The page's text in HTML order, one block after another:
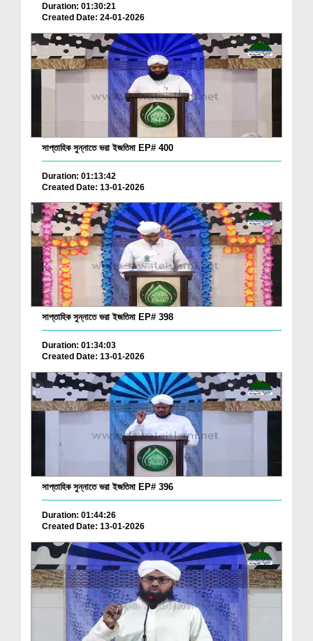
Duration: 01:30:21
Created Date: 24-01-2026
সাপ্তাহিক সুন্নাতে ভরা ইজতিমা EP# 400
Duration: 01:13:42
Created Date: 13-01-2026
সাপ্তাহিক সুন্নাতে ভরা ইজতিমা EP# 398
Duration: 01:34:03
Created Date: 13-01-2026
সাপ্তাহিক সুন্নাতে ভরা ইজতিমা EP# 396
Duration: 01:44:26
Created Date: 13-01-2026